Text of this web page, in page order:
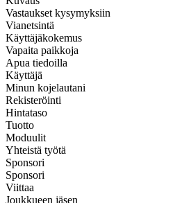
Vastaukset kysymyksiin
Vianetsintä
Käyttäjäkokemus
Vapaita paikkoja
Apua tiedoilla
Käyttäjä
Minun kojelautani
Rekisteröinti
Hintataso
Tuotto
Moduulit
Yhteistä työtä
Sponsori
Sponsori
Viittaa
Joukkueen jäsen